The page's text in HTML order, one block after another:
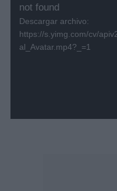
not found
Descargar archivo:
https://s.yimg.com/cv/
al_Avatar.mp4?_=1